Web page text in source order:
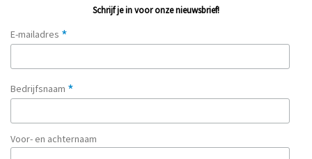
Schrijf je in voor onze nieuwsbrief!
E-mailadres *
Bedrijfsnaam *
Voor- en achternaam